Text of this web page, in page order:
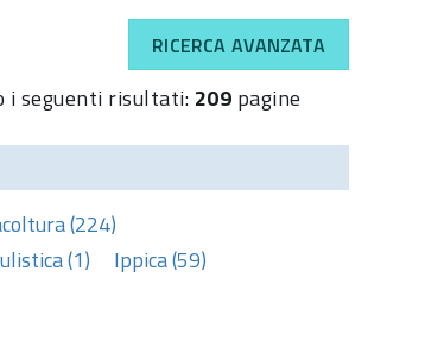
RICERCA AVANZATA
i seguenti risultati: 209 pagine
(224)
(1)
Ippica (59)